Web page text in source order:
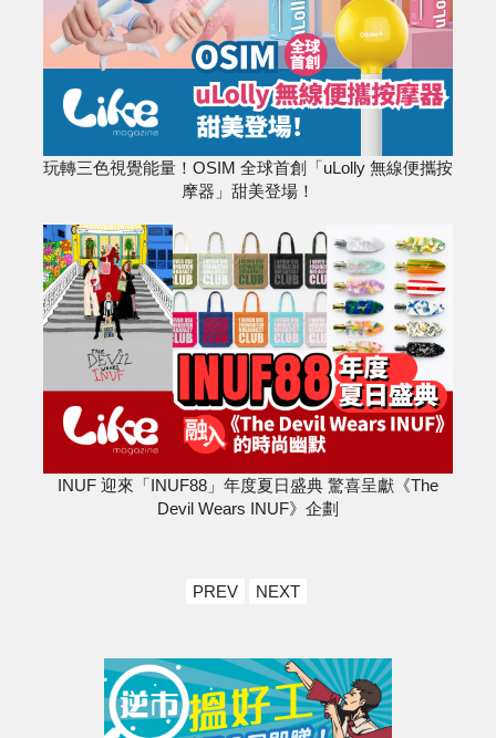
玩轉三色視覺能量！OSIM 全球首創「uLolly 無線便攜按
摩器」甜美登場！
INUF 迎來「INUF88」年度夏日盛典 驚喜呈獻《The
Devil Wears INUF》企劃
PREV NEXT